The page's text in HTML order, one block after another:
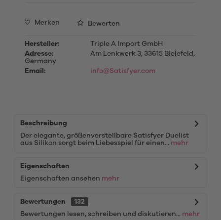
Merken Bewerten
Hersteller:
Triple A Import GmbH
Adresse:
Am Lenkwerk 3, 33615 Bielefeld,
Germany
Email:
info@Satisfyer.com
Beschreibung
Der elegante, größenverstellbare Satisfyer Duelist
aus Silikon sorgt beim Liebesspiel für einen... mehr
Eigenschaften
Eigenschaften ansehen mehr
Bewertungen
132
Bewertungen lesen, schreiben und diskutieren... mehr